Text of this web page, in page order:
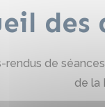
de
de la